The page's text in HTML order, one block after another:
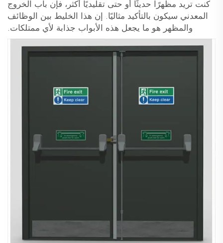
كنت تريد مظهرًا حديثًا أو حتى تقليديًا أكثر، فإن باب الخروج
المعدني سيكون بالتأكيد مثاليًا. إن هذا الخليط بين الوظائف
والمظهر هو ما يجعل هذه الأبواب جذابة لأي ممتلكات.